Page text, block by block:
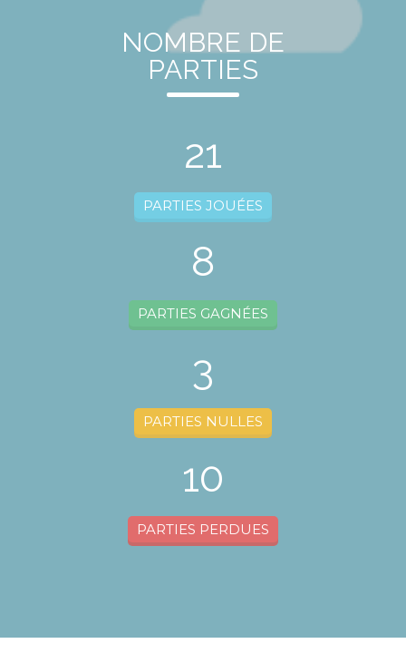
NOMBRE DE
PARTIES
21
PARTIES JOUÉES
8
PARTIES GAGNÉES
3
PARTIES NULLES
10
PARTIES PERDUES